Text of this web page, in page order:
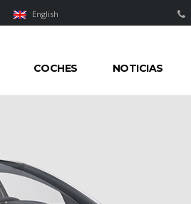
English
COCHES NOTICIAS